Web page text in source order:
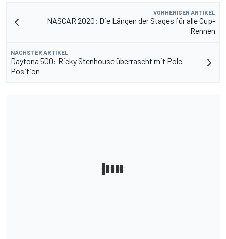
VORHERIGER ARTIKEL
NASCAR 2020: Die Längen der Stages für alle Cup-
Rennen
NÄCHSTER ARTIKEL
Daytona 500: Ricky Stenhouse überrascht mit Pole-
Position